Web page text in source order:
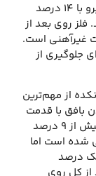
چین با حدود ۳۰ درصد از تولید روی جهان و پرو با ۱۴ درصد
روی بعد از
غیرآهنی است.
جلوگیری از
از مهم‌ترین
بافق با قدمت
بالا در زمینه استخراج روی است. درحال‌حاضر بیش از ۹ درصد
شده است اما
درصد